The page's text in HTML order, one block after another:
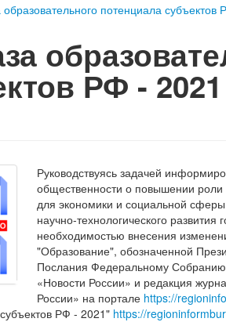
потенциала субъектов
РФ - 2021
Руководствуясь задачей
общественности о повышении роли
для экономики и социальной
научно-технологического развития
необходимостью внесения
"Образование", обозначенной
Послания Федеральному
«Новости России» и редакция
России» на портале https://
РФ - 2021" https://